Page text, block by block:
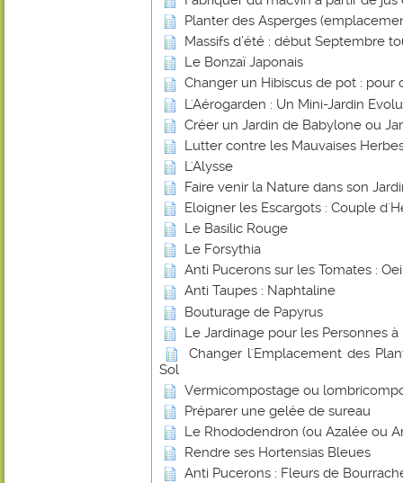
Planter des Asperges
Massifs d’été : début Septembre
Le Bonzaï Japonais
Changer un Hibiscus de pot : pour
L'Aérogarden : Un Mini-Jardin
Créer un Jardin de Babylone ou
Lutter contre les Mauvaises
L'Alysse
Faire venir la Nature dans son
Eloigner les Escargots : Couple
Le Basilic Rouge
Le Forsythia
Anti Pucerons sur les Tomates :
Anti Taupes : Naphtaline
Bouturage de Papyrus
Le Jardinage pour les Personnes
Changer l'Emplacement des
Sol
Vermicompostage ou
Préparer une gelée de sureau
Le Rhododendron (ou Azalée ou
Rendre ses Hortensias Bleues
Anti Pucerons : Fleurs de